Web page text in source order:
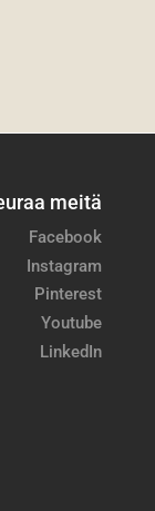
meitä
Facebook
Instagram
Pinterest
Youtube
LinkedIn